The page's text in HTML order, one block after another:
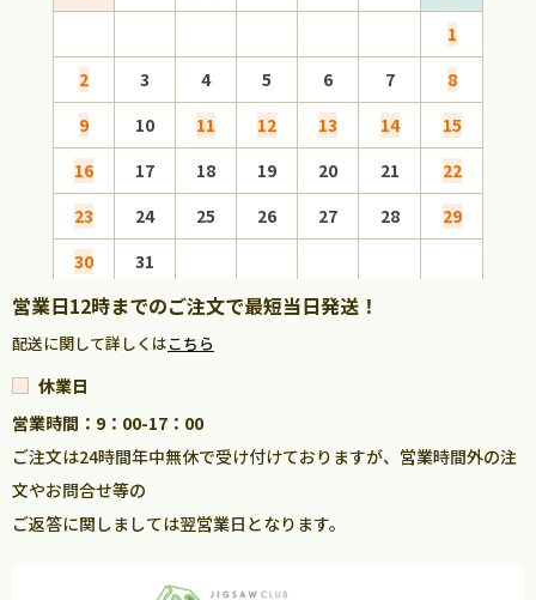
1
2
3 4 5 6 7
8
9
10 11 12 13 14
15
16
17 18 19 20 21
22
23
24 25 26 27 28
29
30
31
営業日12時までのご注文で最短当日発送！
配送に関して詳しくはこちら
休業日
営業時間：9：00-17：00
ご注文は24時間年中無休で受け付けておりますが、営業時間外の注
文やお問合せ等の
ご返答に関しましては翌営業日となります。